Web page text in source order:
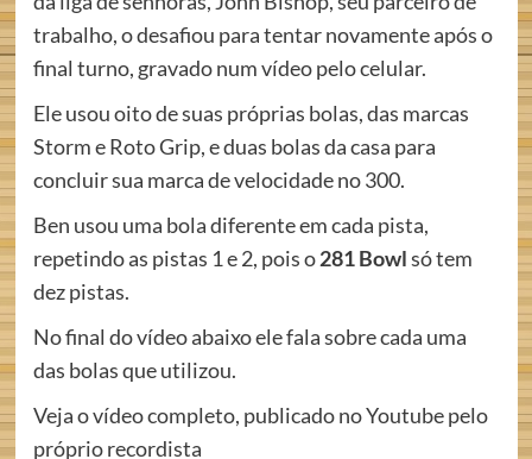
trabalho, o desafiou para tentar novamente após o
final turno, gravado num vídeo pelo celular.
Ele usou oito de suas próprias bolas, das marcas
Storm e Roto Grip, e duas bolas da casa para
concluir sua marca de velocidade no 300.
Ben usou uma bola diferente em cada pista,
repetindo as pistas 1 e 2, pois o281 Bowlsó tem
dez pistas.
No final do vídeo abaixo ele fala sobre cada uma
das bolas que utilizou.
Veja o vídeo completo, publicado no Youtube pelo
próprio recordista